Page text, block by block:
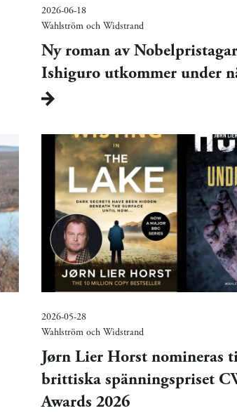
2026-06-18
Wahlström och Widstrand
Ny roman av
Ishiguro utkommer under
2026-05-28
Wahlström och Widstrand
Jørn Lier Horst nomineras
brittiska spänningspriset
Awards 2026